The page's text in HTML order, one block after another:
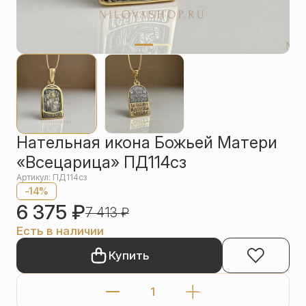
Цепи
Чётки
Шнурки на
Другое
Нательная икона Божьей Матери
«Всецарица» ПД114сз
Артикул: ПД114сз
-14%
6 375 ₽7 413₽
Есть в наличии
Купить
Количество